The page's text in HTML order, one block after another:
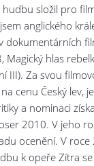
složil pro
anglického
dokumentárních
Magický hlas
III). Za svou
cenu Český lev,
a nominaci
2010. V jeho
ocenění. V roce
k opeře Zítra